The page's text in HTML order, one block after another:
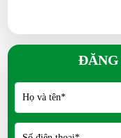
Chim Trích Cồ đặc
Chim Công có dễ nuôi
Bồ câu Hỏa Tiễn dùng